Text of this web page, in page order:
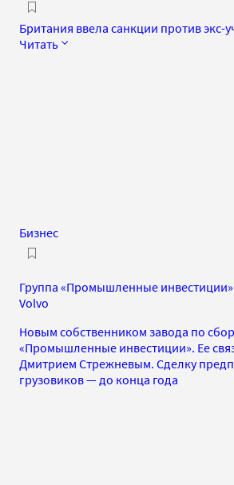
Британия ввела санкции против экс-
Читать
Бизнес
Группа «Промышленные инвестиции»
Volvo
Новым собственником завода по
«Промышленные инвестиции». Ее
Дмитрием Стрежневым. Сделку
грузовиков — до конца года